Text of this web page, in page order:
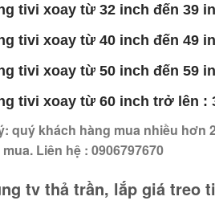
tivi xoay từ 32 inch đến 39
tivi xoay từ 40 inch đến 49
tivi xoay từ 50 inch đến 59
tivi xoay từ 60 inch trở lên :
quý khách hàng mua nhiều hơn
Liên hệ : 0906797670
tv thả trần, lắp giá treo
khung tivi xoay
750.000₫